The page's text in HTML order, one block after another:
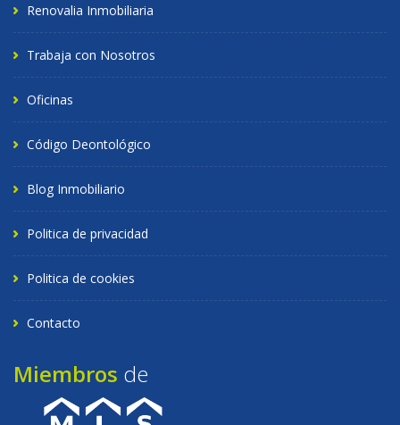
Renovalia Inmobiliaria
Trabaja con Nosotros
Oficinas
Código Deontológico
Blog Inmobiliario
Politica de privacidad
Politica de cookies
Contacto
Miembros de